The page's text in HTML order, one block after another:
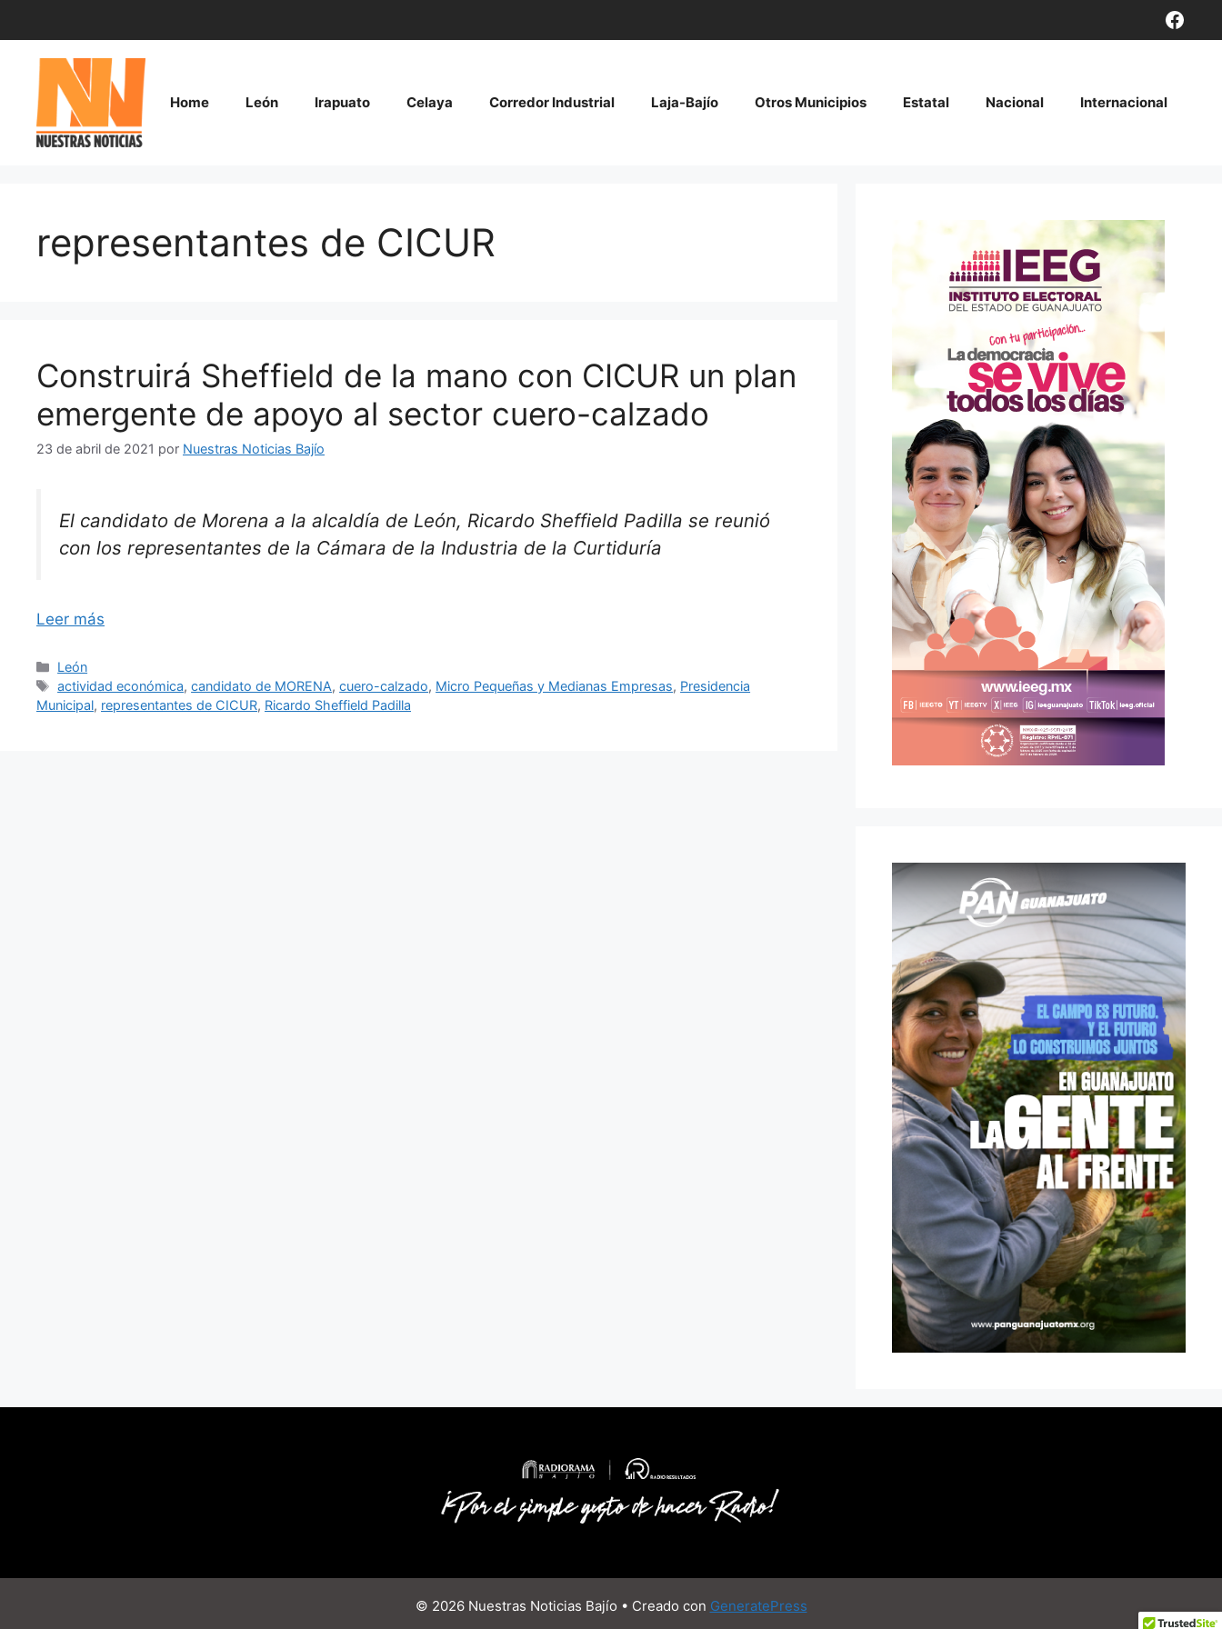
contenido
Home León Irapuato Celaya Corredor Industrial Laja-Bajío Otros Municipios Estatal Nacional Internacional
representantes de CICUR
Construirá Sheffield de la mano con CICUR un plan
emergente de apoyo al sector cuero-calzado
23 de abril de 2021 por Nuestras Noticias Bajío
El candidato de Morena a la alcaldía de León, Ricardo Sheffield Padilla se reunió
con los representantes de la Cámara de la Industria de la Curtiduría
Leer más
Categorías
León
Etiquetas
actividad económica,candidato de MORENA,cuero-calzado, Micro Pequeñas y Medianas Empresas, Presidencia
Municipal, representantes de CICUR, Ricardo Sheffield Padilla
© 2026 Nuestras Noticias Bajío • Creado con GeneratePress